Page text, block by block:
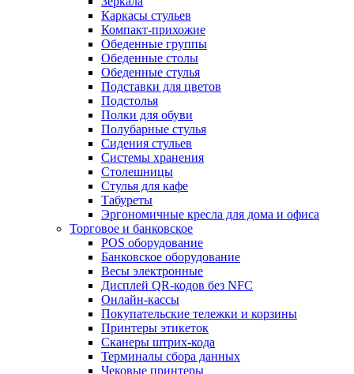
Каркасы стульев
Компакт-прихожие
Обеденные группы
Обеденные столы
Обеденные стулья
Подставки для цветов
Подстолья
Полки для обуви
Полубарные стулья
Сидения стульев
Системы хранения
Столешницы
Стулья для кафе
Табуреты
Эргономичные кресла для дома и офиса
Торговое и банковское
POS оборудование
Банковское оборудование
Весы электронные
Дисплей QR-кодов без NFC
Онлайн-кассы
Покупательские тележки и корзины
Принтеры этикеток
Сканеры штрих-кода
Терминалы сбора данных
Чековые принтеры